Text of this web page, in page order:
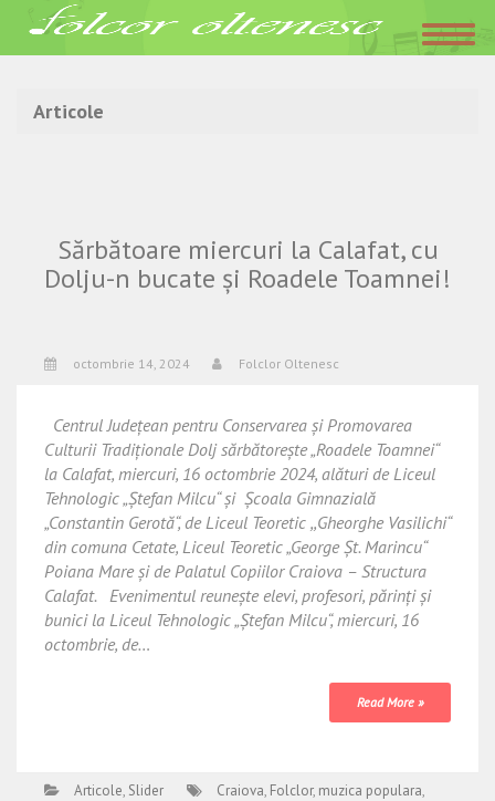
Acasa»Articole
Articole
Sărbătoare miercuri la Calafat, cu
Dolju-n bucate și Roadele Toamnei!
octombrie 14, 2024 Folclor Oltenesc
Centrul Județean pentru Conservarea şi Promovarea
Culturii Tradiţionale Dolj sărbătorește „Roadele Toamnei“
la Calafat, miercuri, 16 octombrie 2024, alături de Liceul
Tehnologic „Ștefan Milcu“ și Școala Gimnazială
„Constantin Gerotă“, de Liceul Teoretic ,,Gheorghe Vasilichi“
din comuna Cetate, Liceul Teoretic „George Șt. Marincu“
Poiana Mare și de Palatul Copiilor Craiova – Structura
Calafat. Evenimentul reunește elevi, profesori, părinți și
bunici la Liceul Tehnologic „Ștefan Milcu“, miercuri, 16
octombrie, de…
Read More »
Articole, Slider Craiova, Folclor, muzica populara,